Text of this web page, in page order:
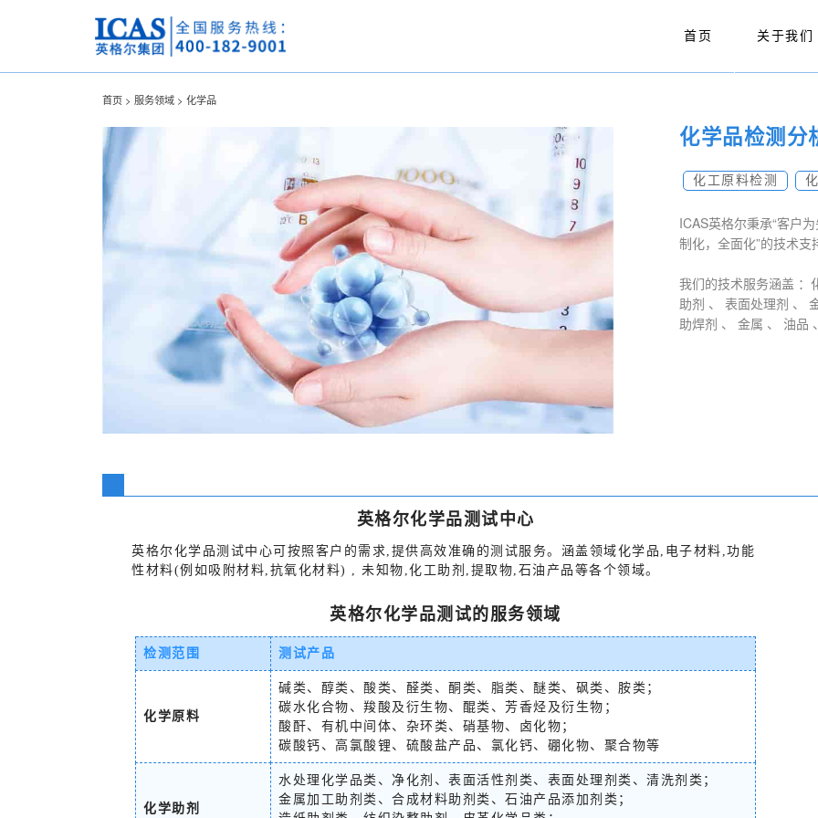
首页 关于我们
首页 > 服务领域 > 化学品
化学品检测分
化工原料检测
ICAS英格尔秉承“客户
制化，全面化”的技术支
我们的技术服务涵盖 ：
助剂 、 表面处理剂 、
助焊剂 、 金属 、 油品
英格尔化学品测试中心
英格尔化学品测试中心可按照客户的需求,提供高效准确的测试服务。涵盖领域化学品,电子材料,功能
性材料(例如吸附材料,抗氧化材料) , 未知物,化工助剂,提取物,石油产品等各个领域。
英格尔化学品测试的服务领域
检测范围 测试产品
化学原料
碱类、醇类、酸类、醛类、酮类、脂类、醚类、砜类、胺类；
碳水化合物、羧酸及衍生物、醌类、芳香烃及衍生物；
酸酐、有机中间体、杂环类、硝基物、卤化物；
碳酸钙、高氯酸锂、硫酸盐产品、氯化钙、硼化物、聚合物等
化学助剂
水处理化学品类、净化剂、表面活性剂类、表面处理剂类、清洗剂类；
金属加工助剂类、合成材料助剂类、石油产品添加剂类；